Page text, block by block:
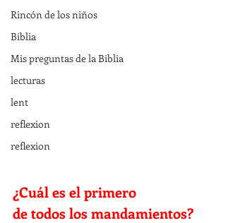
Rincón de los niños
Biblia
Mis preguntas de la Biblia
lecturas
lent
reflexion
reflexion
¿Cuál es el primero
de todos los mandamientos?